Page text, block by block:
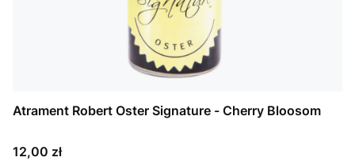
Atrament Robert Oster Signature - Cherry Bloosom
Cena
12,00 zł